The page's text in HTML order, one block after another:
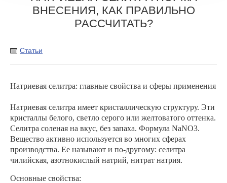
ВНЕСЕНИЯ, КАК ПРАВИЛЬНО
РАССЧИТАТЬ?
Статьи
Натриевая селитра: главные свойства и сферы применения
Натриевая селитра имеет кристаллическую структуру. Эти
кристаллы белого, светло серого или желтоватого оттенка.
Селитра соленая на вкус, без запаха. Формула NaNO3.
Вещество активно используется во многих сферах
производства. Ее называют и по-другому: селитра
чилийская, азотнокислый натрий, нитрат натрия.
Основные свойства: